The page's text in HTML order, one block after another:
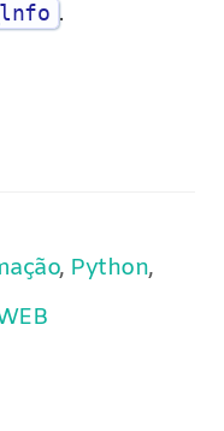
.
, Python,